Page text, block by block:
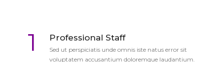
1 Professional Staff
Sed ut perspiciatis unde omnis iste natus error sit
voluptatem accusantium doloremque laudantium.